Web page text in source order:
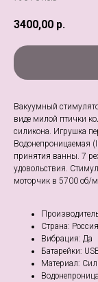
3400,00 р.
Вакуумный
виде милой птички
силикона. Игрушка
Водонепроницаемая
принятия ванны. 7
удовольствия.
моторчик в 5700 об/
Страна: Россия
Вибрация: Да
Батарейки:
Материал: